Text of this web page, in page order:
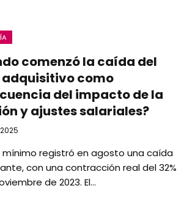
comenzó la caída del
adquisitivo como
del impacto de la
y ajustes salariales?
mínimo registró en agosto una caída
con una contracción real del 32%
de 2023. El…